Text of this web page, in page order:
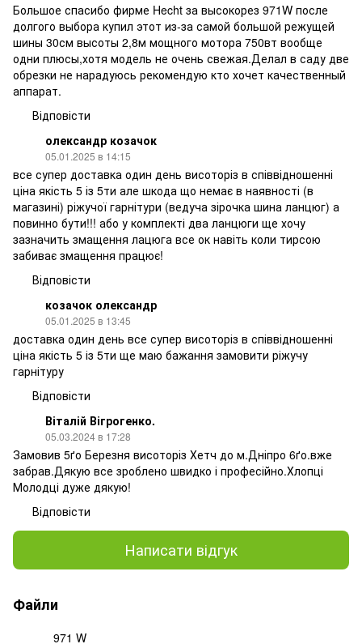
Большое спасибо фирме Hecht за высокорез 971W после
долгого выбора купил этот из-за самой большой режущей
шины 30см высоты 2,8м мощного мотора 750вт вообще
одни плюсы,хотя модель не очень свежая.Делал в саду две
обрезки не нарадуюсь рекомендую кто хочет качественный
аппарат.
Відповісти
олександр козачок
05.01.2025 в 14:15
все супер доставка один день висоторіз в співвідношенні
ціна якість 5 із 5ти але шкода що немає в наявності (в
магазині) ріжучої гарнітури (ведуча зірочка шина ланцюг) а
повинно бути!!! або у комплекті два ланцюги ще хочу
зазначить змащення лацюга все ок навіть коли тирсою
забиває змащення працює!
Відповісти
козачок олександр
05.01.2025 в 13:45
доставка один день все супер висоторіз в співвідношенні
ціна якість 5 із 5ти ще маю бажання замовити ріжучу
гарнітуру
Відповісти
Віталій Вігрогенко.
05.03.2024 в 17:28
Замовив 5ґо Березня висоторіз Хетч до м.Дніпро 6ґо.вже
забрав.Дякую все зроблено швидко і професійно.Хлопці
Молодці дуже дякую!
Відповісти
Написати відгук
Файли
971 W